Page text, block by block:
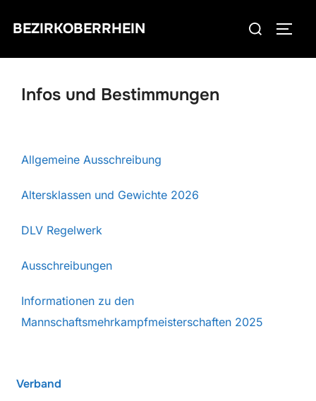
InhaltBEZIRKOBERRHEIN
Suchen
Infos und Bestimmungen
Allgemeine Ausschreibung
Altersklassen und Gewichte 2026
DLV Regelwerk
Ausschreibungen
Informationen zu den
Mannschaftsmehrkampfmeisterschaften 2025
Verband